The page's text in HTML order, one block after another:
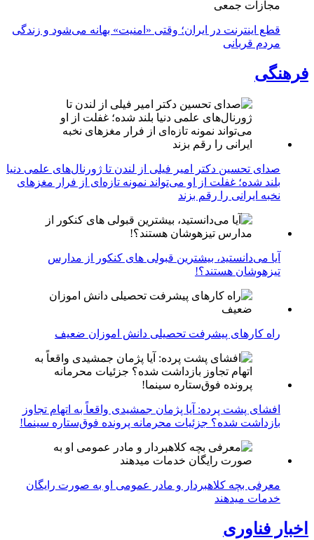
مجازات جمعی
قطع اینترنت در ایران؛ وقتی «امنیت» بهانه می‌شود و زندگی
مردم قربانی
فرهنگی
صدای تحسین دکتر امیر فیلی از لندن تا ژورنال‌های علمی دنیا
بلند شده؛ غفلت از او می‌تواند نمونه تازه‌ای از فرار مغزهای
نخبه ایرانی را رقم بزند
آیا می‌دانستید، بیشترین قبولی های کنکور از مدارس
تیزهوشان هستند؟!
راه کارهای پیشرفت تحصیلی دانش اموزان ضعیف
افشای پشت پرده: آیا پژمان جمشیدی واقعاً به اتهام تجاوز
بازداشت شده؟ جزئیات محرمانه پرونده فوق‌ستاره سینما!
معرفی بچه کلاهبردار و مادر عمومی او به صورت رایگان
خدمات میدهند
اخبار فناوری